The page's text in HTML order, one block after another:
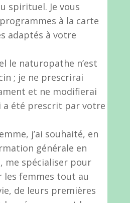
spirituel. Je vous
à la carte
adaptés à votre
le naturopathe n’est
; je ne prescrirai
et ne modifierai
a été prescrit par votre
j’ai souhaité, en
générale en
me spécialiser pour
les femmes tout au
de leurs premières